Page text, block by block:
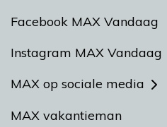
Facebook MAX Vandaag
Instagram MAX Vandaag
MAX op sociale media
MAX vakantieman